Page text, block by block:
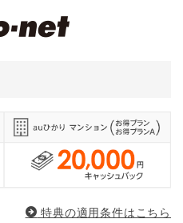
特典の適用条件はこちら